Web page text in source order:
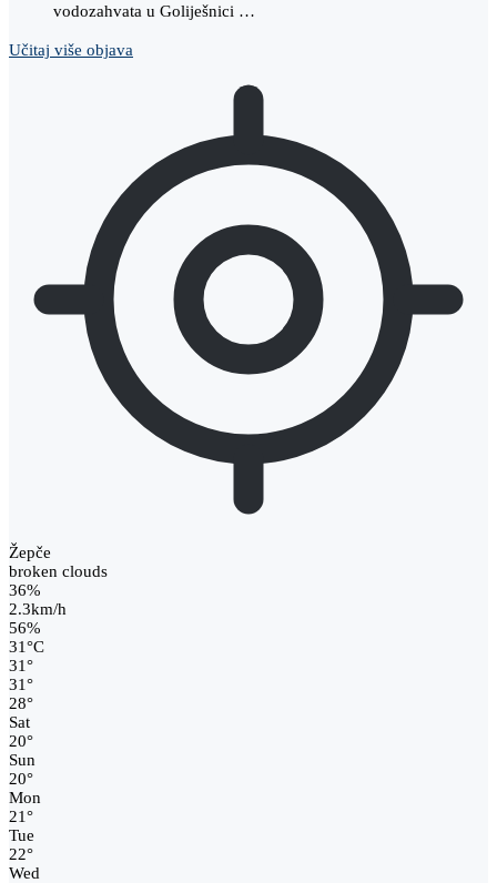
vodozahvata u Goliješnici …
Učitaj više objava
Žepče
broken clouds
36%
2.3km/h
56%
31°C
31°
31°
28°
Sat
20°
Sun
20°
Mon
21°
Tue
22°
Wed